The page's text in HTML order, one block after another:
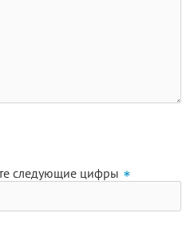
следующие цифры